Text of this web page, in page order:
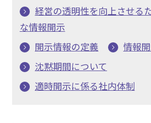
経営の透明性を向上させる
な情報開示
開示情報の定義
情報
沈黙期間について
適時開示に係る社内体制